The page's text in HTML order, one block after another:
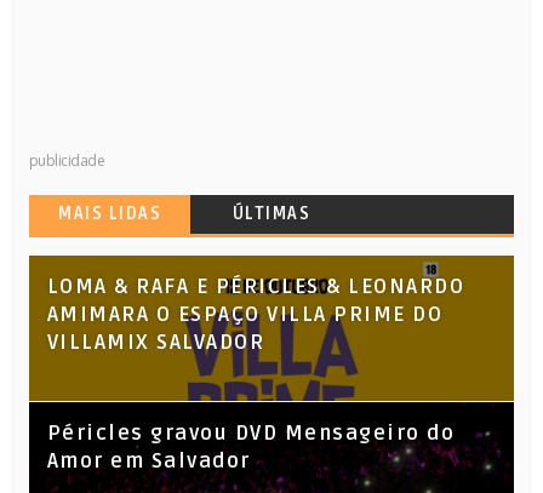
publicidade
MAIS LIDAS ÚLTIMAS
LOMA & RAFA E PÉRICLES & LEONARDO
AMIMARA O ESPAÇO VILLA PRIME DO
VILLAMIX SALVADOR
Péricles gravou DVD Mensageiro do
Amor em Salvador